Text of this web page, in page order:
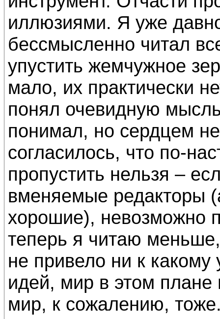
иллюзиями. Я уже
бессмысленно читал
упустить жемчужное
мало, их практически
понял очевидную
понимал, но сердцем
согласилось, что по-
пропустить нельзя –
вменяемые редакторы
хорошие), невозможно
теперь я читаю
не привело ни к
идей, мир в этом
мир, к сожалению,